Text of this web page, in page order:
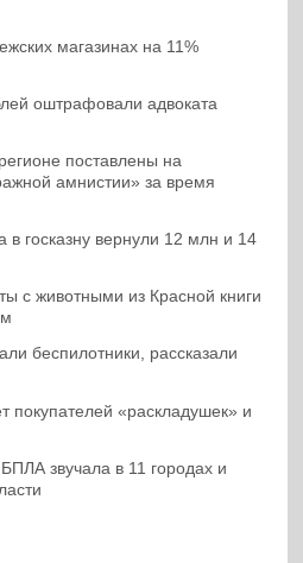
магазинах на 11%
оштрафовали адвоката
поставлены на
амнистии» за время
в госказну вернули 12 млн и 14
с животными из Красной книги
беспилотники, рассказали
покупателей «раскладушек» и
звучала в 11 городах и